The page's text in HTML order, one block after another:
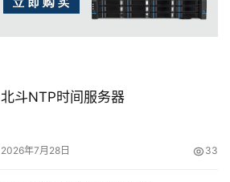
北斗NTP时间服务器
2026年7月28日 33